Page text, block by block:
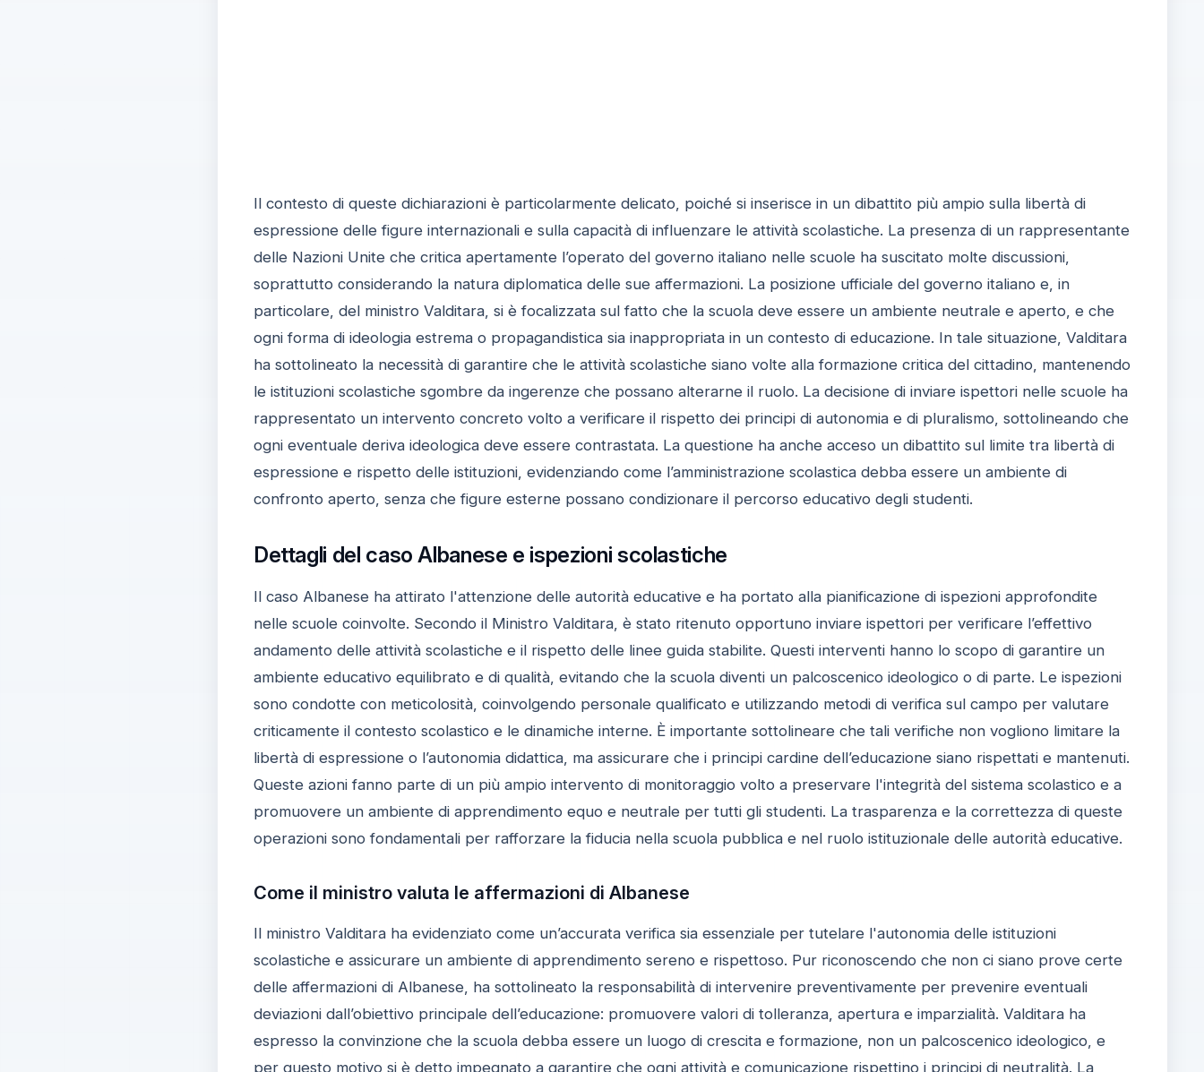
Il contesto di queste dichiarazioni è particolarmente delicato, poiché si inserisce in un dibattito più ampio sulla libertà di
espressione delle figure internazionali e sulla capacità di influenzare le attività scolastiche. La presenza di un rappresentante
delle Nazioni Unite che critica apertamente l’operato del governo italiano nelle scuole ha suscitato molte discussioni,
soprattutto considerando la natura diplomatica delle sue affermazioni. La posizione ufficiale del governo italiano e, in
particolare, del ministro Valditara, si è focalizzata sul fatto che la scuola deve essere un ambiente neutrale e aperto, e che
ogni forma di ideologia estrema o propagandistica sia inappropriata in un contesto di educazione. In tale situazione, Valditara
ha sottolineato la necessità di garantire che le attività scolastiche siano volte alla formazione critica del cittadino, mantenendo
le istituzioni scolastiche sgombre da ingerenze che possano alterarne il ruolo. La decisione di inviare ispettori nelle scuole ha
rappresentato un intervento concreto volto a verificare il rispetto dei principi di autonomia e di pluralismo, sottolineando che
ogni eventuale deriva ideologica deve essere contrastata. La questione ha anche acceso un dibattito sul limite tra libertà di
espressione e rispetto delle istituzioni, evidenziando come l’amministrazione scolastica debba essere un ambiente di
confronto aperto, senza che figure esterne possano condizionare il percorso educativo degli studenti.
Dettagli del caso Albanese e ispezioni scolastiche
Il caso Albanese ha attirato l'attenzione delle autorità educative e ha portato alla pianificazione di ispezioni approfondite
nelle scuole coinvolte. Secondo il Ministro Valditara, è stato ritenuto opportuno inviare ispettori per verificare l’effettivo
andamento delle attività scolastiche e il rispetto delle linee guida stabilite. Questi interventi hanno lo scopo di garantire un
ambiente educativo equilibrato e di qualità, evitando che la scuola diventi un palcoscenico ideologico o di parte. Le ispezioni
sono condotte con meticolosità, coinvolgendo personale qualificato e utilizzando metodi di verifica sul campo per valutare
criticamente il contesto scolastico e le dinamiche interne. È importante sottolineare che tali verifiche non vogliono limitare la
libertà di espressione o l’autonomia didattica, ma assicurare che i principi cardine dell’educazione siano rispettati e mantenuti.
Queste azioni fanno parte di un più ampio intervento di monitoraggio volto a preservare l'integrità del sistema scolastico e a
promuovere un ambiente di apprendimento equo e neutrale per tutti gli studenti. La trasparenza e la correttezza di queste
operazioni sono fondamentali per rafforzare la fiducia nella scuola pubblica e nel ruolo istituzionale delle autorità educative.
Come il ministro valuta le affermazioni di Albanese
Il ministro Valditara ha evidenziato come un’accurata verifica sia essenziale per tutelare l'autonomia delle istituzioni
scolastiche e assicurare un ambiente di apprendimento sereno e rispettoso. Pur riconoscendo che non ci siano prove certe
delle affermazioni di Albanese, ha sottolineato la responsabilità di intervenire preventivamente per prevenire eventuali
deviazioni dall’obiettivo principale dell’educazione: promuovere valori di tolleranza, apertura e imparzialità. Valditara ha
espresso la convinzione che la scuola debba essere un luogo di crescita e formazione, non un palcoscenico ideologico, e
per questo motivo si è detto impegnato a garantire che ogni attività e comunicazione rispettino i principi di neutralità. La